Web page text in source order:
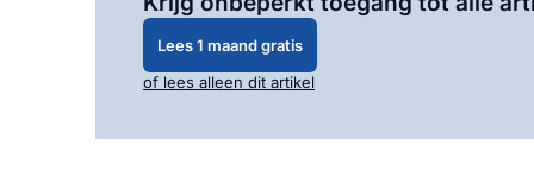
Lees 1 maand gratis
of lees alleen dit artikel